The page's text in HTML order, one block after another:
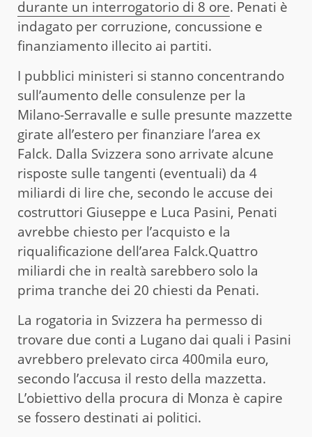
durante un interrogatorio di 8 ore. Penati è
indagato per corruzione, concussione e
finanziamento illecito ai partiti.
I pubblici ministeri si stanno concentrando
sull’aumento delle consulenze per la
Milano-Serravalle e sulle presunte mazzette
girate all’estero per finanziare l’area ex
Falck. Dalla Svizzera sono arrivate alcune
risposte sulle tangenti (eventuali) da 4
miliardi di lire che, secondo le accuse dei
costruttori Giuseppe e Luca Pasini, Penati
avrebbe chiesto per l’acquisto e la
riqualificazione dell’area Falck.Quattro
miliardi che in realtà sarebbero solo la
prima tranche dei 20 chiesti da Penati.
La rogatoria in Svizzera ha permesso di
trovare due conti a Lugano dai quali i Pasini
avrebbero prelevato circa 400mila euro,
secondo l’accusa il resto della mazzetta.
L’obiettivo della procura di Monza è capire
se fossero destinati ai politici.